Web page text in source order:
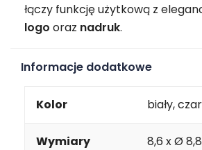
łączy funkcję użytkową z
logo oraz nadruk.
Informacje dodatkowe
Kolor biały,
Wymiary 8,6 x Ø